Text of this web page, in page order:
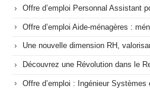
Offre d’emploi Personnal Assistant
Offre d’emploi Aide-ménagères :
Une nouvelle dimension RH,
Découvrez une Révolution dans le
Offre d’emploi : Ingénieur